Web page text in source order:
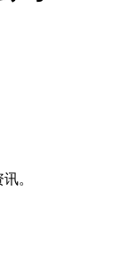
。